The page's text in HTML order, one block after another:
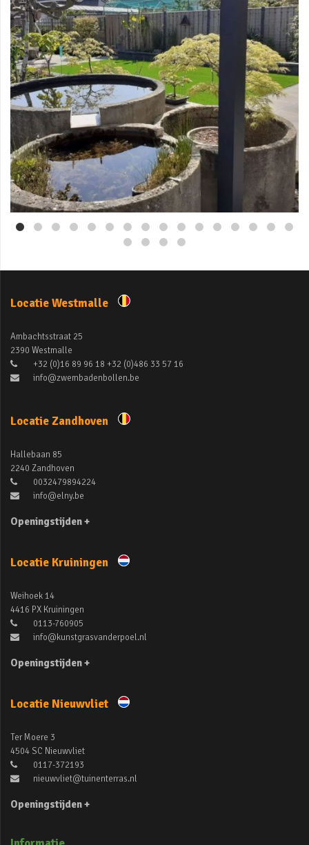
Mei 3
Locatie Westmalle
Ambachtsstraat 25
2390 Westmalle
+32 (0)16 89 96 18 +32 (0)486 33 57 16
info@zwembadenbollen.be
Locatie Zandhoven
Hallebaan 85
2240 Zandhoven
0032479894224
info@elny.be
Openingstijden +
Locatie Kruiningen
Weihoek 14
4416 PX Kruiningen
0113-760905
info@kunstgrasvanderpoel.nl
Openingstijden +
Locatie Nieuwvliet
Ter Moere 3
4504 SC Nieuwvliet
0117-372193
nieuwvliet@tuinenterras.nl
Openingstijden +